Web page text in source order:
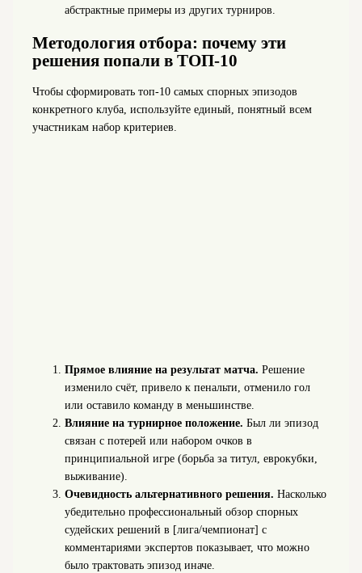
абстрактные примеры из других турниров.
Методология отбора: почему эти
решения попали в ТОП‑10
Чтобы сформировать топ‑10 самых спорных эпизодов
конкретного клуба, используйте единый, понятный всем
участникам набор критериев.
Прямое влияние на результат матча. Решение
изменило счёт, привело к пенальти, отменило гол
или оставило команду в меньшинстве.
Влияние на турнирное положение. Был ли эпизод
связан с потерей или набором очков в
принципиальной игре (борьба за титул, еврокубки,
выживание).
Очевидность альтернативного решения. Насколько
убедительно профессиональный обзор спорных
судейских решений в [лига/чемпионат] с
комментариями экспертов показывает, что можно
было трактовать эпизод иначе.